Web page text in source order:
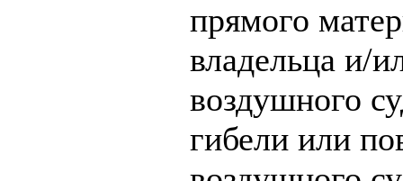
прямого
владельца и/
воздушного
гибели или